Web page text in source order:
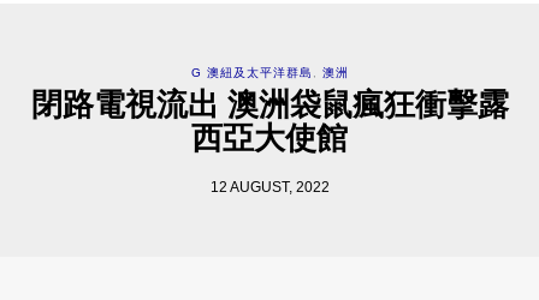
G 澳紐及太平洋群島 澳洲
閉路電視流出 澳洲袋鼠瘋狂衝擊露
西亞大使館
12 AUGUST, 2022